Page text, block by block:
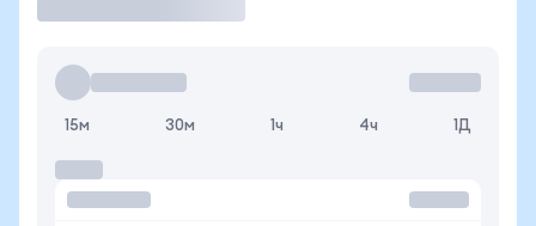
15м 30м 1ч 4ч 1Д